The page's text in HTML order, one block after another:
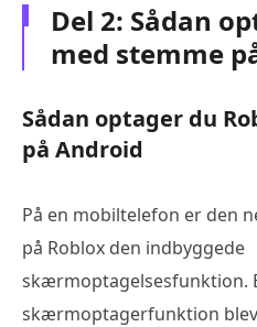
Del 2: Sådan
med stemme
Sådan optager du
på Android
På en mobiltelefon er den
på Roblox den indbyggede
skærmoptagelsesfunktion.
skærmoptagerfunktion